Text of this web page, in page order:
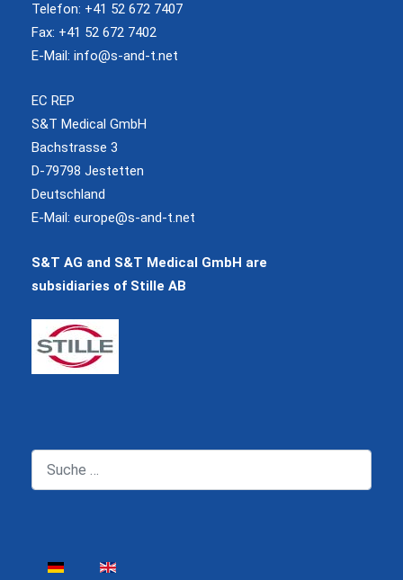
Telefon: +41 52 672 7407
Fax: +41 52 672 7402
E-Mail: info@s-and-t.net
EC REP
S&T Medical GmbH
Bachstrasse 3
D-79798 Jestetten
Deutschland
E-Mail: europe@s-and-t.net
S&T AG and S&T Medical GmbH are
subsidiaries of Stille AB
Suchen